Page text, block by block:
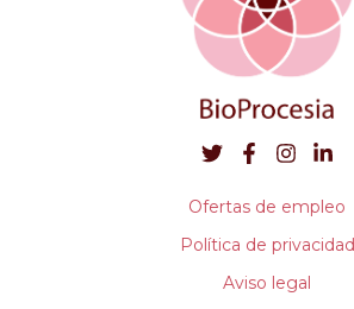
Ofertas de empleo
Política de privacidad
Aviso legal